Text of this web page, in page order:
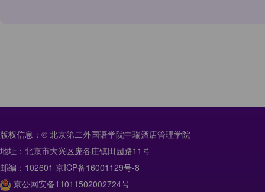
版权信息：© 北京第二外国语学院中瑞酒店管理学院
地址：北京市大兴区庞各庄镇田园路11号
邮编：102601 京ICP备16001129号-8
京公网安备11011502002724号